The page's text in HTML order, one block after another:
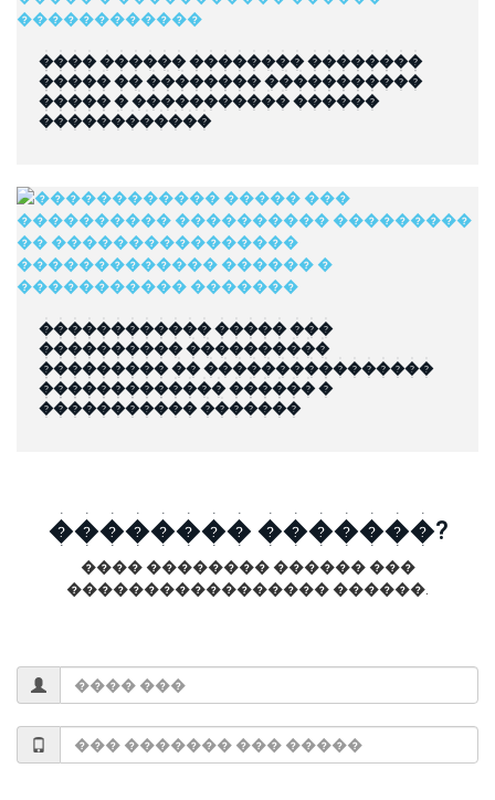
���� ������ �������� ��������
����� �� �������� �����������
����� � ����������� ������
������������
������������ ����� ���
���������� ����������
��������� �� ����������������
������������� ������ �
����������� �������
�������� �������?
���� �������� ������ ���
����������������� ������.